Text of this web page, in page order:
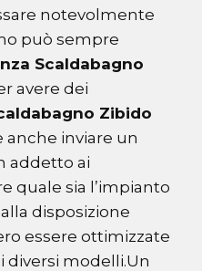
notevolmente
può sempre
Scaldabagno
avere dei
Zibido
anche inviare un
addetto ai
quale sia l’impianto
disposizione
essere ottimizzate
diversi modelli.Un